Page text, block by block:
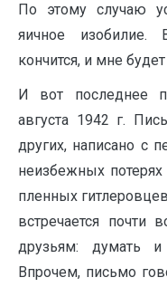
По этому случаю
яичное изобилие.
кончится, и мне
И вот последнее
августа 1942 г.
других, написано с
неизбежных
пленных
встречается почти
друзьям: думать
Впрочем, письмо